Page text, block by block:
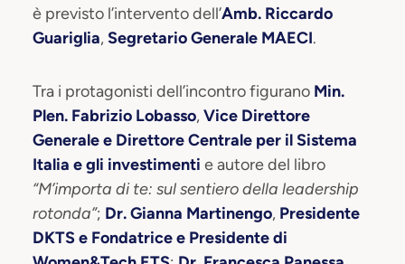
è previsto l’intervento dell’Amb. Riccardo
Guariglia,Segretario Generale MAECI.
Tra i protagonisti dell’incontro figurano Min.
Plen. Fabrizio Lobasso,Vice Direttore
Generale e Direttore Centrale per il Sistema
Italia e gli investimenti e autore del libro
“M’importa di te: sul sentiero della leadership
rotonda”; Dr. Gianna Martinengo, Presidente
DKTS e Fondatrice e Presidente di